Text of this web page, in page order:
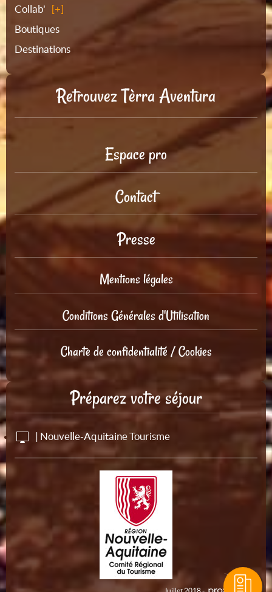
Collab'
Boutiques
Destinations
Retrouvez Tèrra Aventura
Espace pro
Contact
Presse
Mentions légales
Conditions Générales d'Utilisation
Charte de confidentialité / Cookies
Préparez votre séjour
| Nouvelle-Aquitaine Tourisme